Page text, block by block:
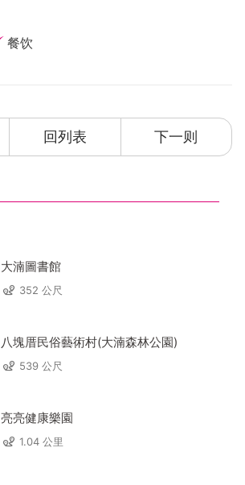
餐饮
回列表 下一则
大湳圖書館
352 公尺
八塊厝民俗藝術村(大湳森林公園)
539 公尺
亮亮健康樂園
1.04 公里